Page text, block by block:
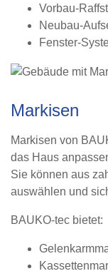
Vorbau-
Neubau-
Fenster-
Markisen
Markisen von
das Haus
Sie können aus
auswählen und
BAUKO-tec bietet: